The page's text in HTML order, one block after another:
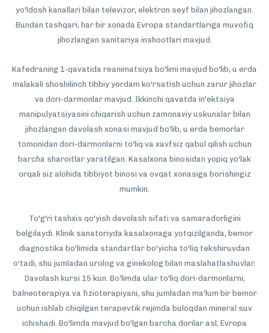
yo'ldosh kanallari bilan televizor, elektron seyf bilan jihozlangan.
Bundan tashqari, har bir xonada Evropa standartlariga muvofiq
jihozlangan sanitariya inshootlari mavjud.
Kafedraning 1-qavatida reanimatsiya bo'limi mavjud bo'lib, u erda
malakali shoshilinch tibbiy yordam ko'rsatish uchun zarur jihozlar
va dori-darmonlar mavjud. Ikkinchi qavatda in'ektsiya
manipulyatsiyasini chiqarish uchun zamonaviy uskunalar bilan
jihozlangan davolash xonasi mavjud bo'lib, u erda bemorlar
tomonidan dori-darmonlarni to'liq va xavfsiz qabul qilish uchun
barcha sharoitlar yaratilgan. Kasalxona binosidan yopiq yo'lak
orqali siz alohida tibbiyot binosi va ovqat xonasiga borishingiz
mumkin.
To'g'ri tashxis qo'yish davolash sifati va samaradorligini
belgilaydi. Klinik sanatoriyda kasalxonaga yotqizilganda, bemor
diagnostika bo'limida standartlar bo'yicha to'liq tekshiruvdan
o'tadi, shu jumladan urolog va ginekolog bilan maslahatlashuvlar.
Davolash kursi 15 kun. Bo'limda ular to'liq dori-darmonlarni,
balneoterapiya va fizioterapiyani, shu jumladan ma'lum bir bemor
uchun ishlab chiqilgan terapevtik rejimda buloqdan mineral suv
ichishadi. Bo'limda mavjud bo'lgan barcha dorilar asl, Evropa